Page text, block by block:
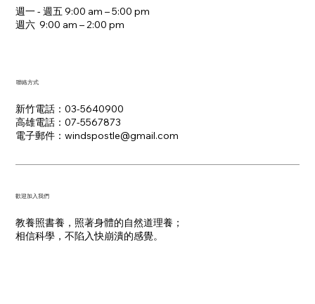
週一 - 週五 9:00 am – 5:00 pm
週六 9:00 am – 2:00 pm​
新竹電話：03-5640900
高雄電話：07-5567873
電子郵件：​windspostle@gmail.com
聯絡方式
​歡迎加入我們
教養照書養，照著身體的自然道理養；
​相信科學，不陷入快崩潰的感覺。